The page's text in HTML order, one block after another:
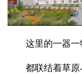
这里的一器一
都联结着草